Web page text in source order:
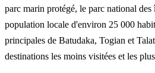
parc marin protégé, le parc national
population locale d'environ 25 000
principales de Batudaka, Togian et
destinations les moins visitées et les